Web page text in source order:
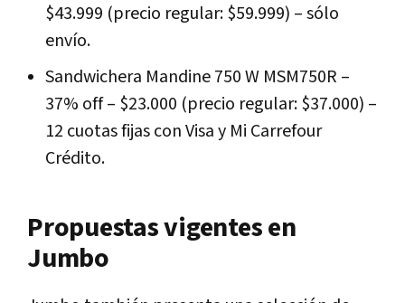
$43.999 (precio regular: $59.999) – sólo
envío.
Sandwichera Mandine 750 W MSM750R –
37% off – $23.000 (precio regular: $37.000) –
12 cuotas fijas con Visa y Mi Carrefour
Crédito.
Propuestas vigentes en
Jumbo